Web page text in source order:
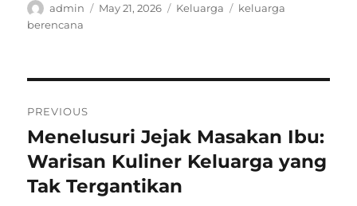
Author
admin
Posted
May 21, 2026 Categories
Keluarga Tags
keluarga
berencana
navigation
PREVIOUS
Previous
post:
Menelusuri Jejak Masakan Ibu:
Warisan Kuliner Keluarga yang
Tak Tergantikan